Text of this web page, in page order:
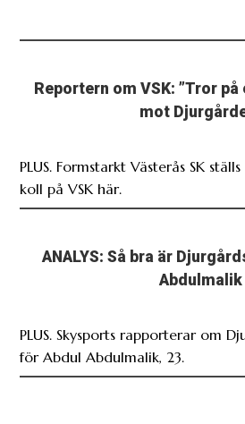
Reportern om VSK: ”Tror
mot
PLUS. Formstarkt Västerås SK
koll på VSK här.
ANALYS: Så bra är
Abdulmalik
PLUS. Skysports rapporterar om
för Abdul Abdulmalik, 23.